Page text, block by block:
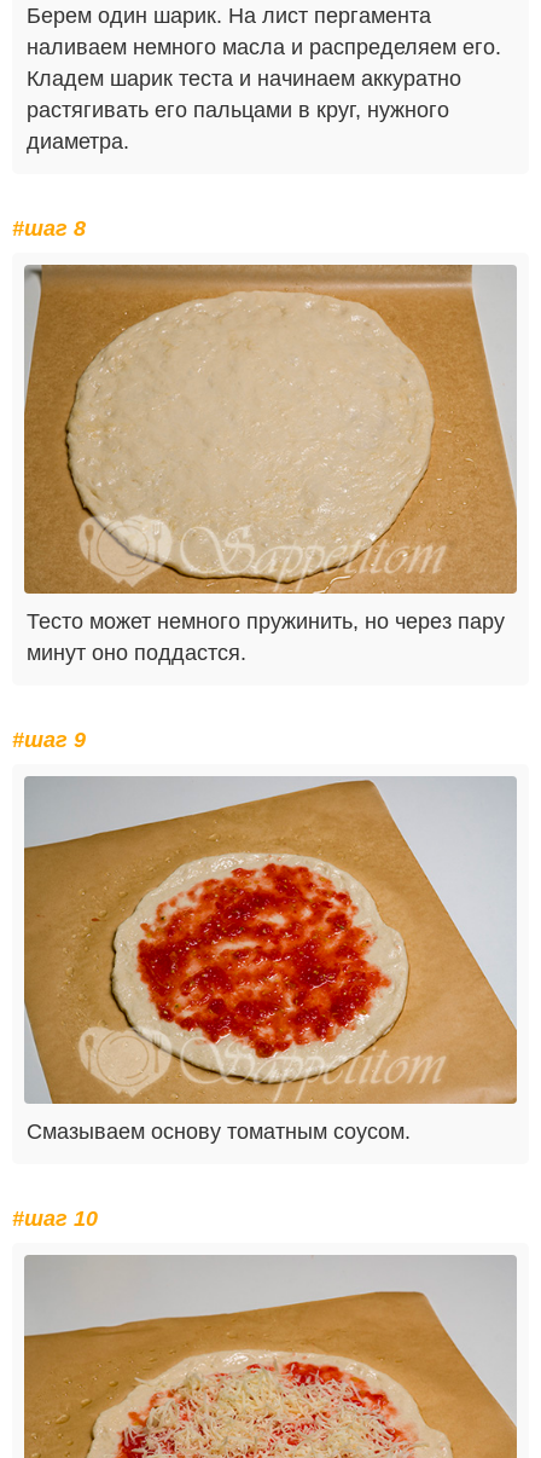
Берем один шарик. На лист пергамента
наливаем немного масла и распределяем его.
Кладем шарик теста и начинаем аккуратно
растягивать его пальцами в круг, нужного
диаметра.
#шаг 8
Тесто может немного пружинить, но через пару
минут оно поддастся.
#шаг 9
Смазываем основу томатным соусом.
#шаг 10